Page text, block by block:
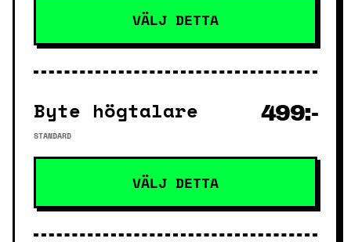
VÄLJ DETTA
Byte högtalare
STANDARD
499:-
VÄLJ DETTA